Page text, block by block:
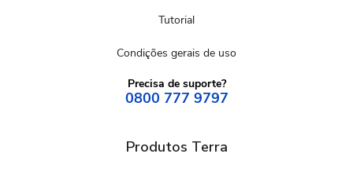
Tutorial
Condições gerais de uso
Precisa de suporte?
0800 777 9797
Produtos Terra